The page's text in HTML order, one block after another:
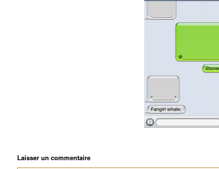
Laisser un commentaire